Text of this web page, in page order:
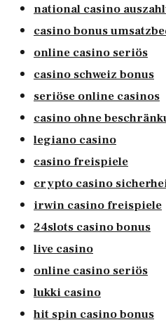
national casino
casino bonus
online casino seriös
casino schweiz bonus
seriöse online casinos
casino ohne
legiano casino
casino freispiele
crypto casino
irwin casino freispiele
24slots casino bonus
live casino
online casino seriös
lukki casino
hit spin casino bonus